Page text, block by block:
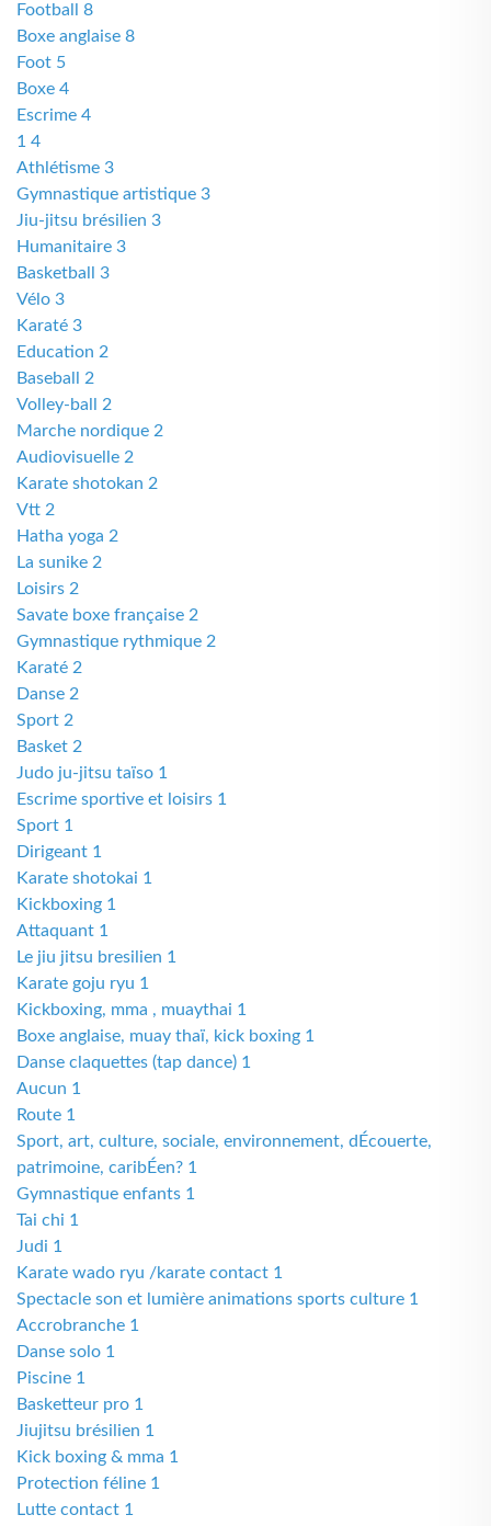
Football 8
Boxe anglaise 8
Foot 5
Boxe 4
Escrime 4
1 4
Athlétisme 3
Gymnastique artistique 3
Jiu-jitsu brésilien 3
Humanitaire 3
Basketball 3
Vélo 3
Karaté 3
Education 2
Baseball 2
Volley-ball 2
Marche nordique 2
Audiovisuelle 2
Karate shotokan 2
Vtt 2
Hatha yoga 2
La sunike 2
Loisirs 2
Savate boxe française 2
Gymnastique rythmique 2
Karaté 2
Danse 2
Sport 2
Basket 2
Judo ju-jitsu taïso 1
Escrime sportive et loisirs 1
Sport 1
Dirigeant 1
Karate shotokai 1
Kickboxing 1
Attaquant 1
Le jiu jitsu bresilien 1
Karate goju ryu 1
Kickboxing, mma , muaythai 1
Boxe anglaise, muay thaï, kick boxing 1
Danse claquettes (tap dance) 1
Aucun 1
Route 1
Sport, art, culture, sociale, environnement, dÉcouerte,
patrimoine, caribÉen? 1
Gymnastique enfants 1
Tai chi 1
Judi 1
Karate wado ryu /karate contact 1
Spectacle son et lumière animations sports culture 1
Accrobranche 1
Danse solo 1
Piscine 1
Basketteur pro 1
Jiujitsu brésilien 1
Kick boxing & mma 1
Protection féline 1
Lutte contact 1